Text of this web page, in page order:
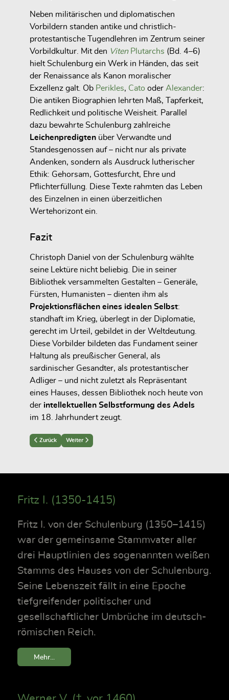
Neben militärischen und diplomatischen
Vorbildern standen antike und christlich-
protestantische Tugendlehren im Zentrum seiner
Vorbildkultur. Mit den Viten Plutarchs (Bd. 4–6)
hielt Schulenburg ein Werk in Händen, das seit
der Renaissance als Kanon moralischer
Exzellenz galt. Ob Perikles, Cato oder Alexander:
Die antiken Biographien lehrten Maß, Tapferkeit,
Redlichkeit und politische Weisheit. Parallel
dazu bewahrte Schulenburg zahlreiche
Leichenpredigten über Verwandte und
Standesgenossen auf – nicht nur als private
Andenken, sondern als Ausdruck lutherischer
Ethik: Gehorsam, Gottesfurcht, Ehre und
Pflichterfüllung. Diese Texte rahmten das Leben
des Einzelnen in einen überzeitlichen
Wertehorizont ein.
Fazit
Christoph Daniel von der Schulenburg wählte
seine Lektüre nicht beliebig. Die in seiner
Bibliothek versammelten Gestalten – Generäle,
Fürsten, Humanisten – dienten ihm als
Projektionsflächen eines idealen Selbst:
standhaft im Krieg, überlegt in der Diplomatie,
gerecht im Urteil, gebildet in der Weltdeutung.
Diese Vorbilder bildeten das Fundament seiner
Haltung als preußischer General, als
sardinischer Gesandter, als protestantischer
Adliger – und nicht zuletzt als Repräsentant
eines Hauses, dessen Bibliothek noch heute von
der intellektuellen Selbstformung des Adels
im 18. Jahrhundert zeugt.
Previous article: Enzyklopädie, Geschichte und Weltkunde
Zurück Next article: Biographien und moralphilosophische Literatur
Weiter
Fritz I. (1350-1415)
Fritz I. von der Schulenburg (1350–1415)
war der gemeinsame Stammvater aller
drei Hauptlinien des sogenannten weißen
Stamms des Hauses von der Schulenburg.
Seine Lebenszeit fällt in eine Epoche
tiefgreifender politischer und
gesellschaftlicher Umbrüche im deutsch-
römischen Reich.
Mehr...